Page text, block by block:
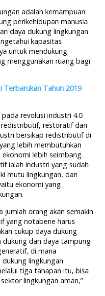
adalah kemampuan
perikehidupan manusia
daya dukung lingkungan
kapasitas
untuk mendukung
menggunakan ruang bagi
Terbarukan Tahun 2019
revolusi industri 4.0
restoratif dan
bersikap redistributif di
lebih membutuhkan
lebih seimbang.
ialah industri yang sudah
mutu lingkungan, dan
ekonomi yang
jumlah orang akan semakin
yang notabene harus
cukup daya dukung
dukung dan daya tampung
di mana
lingkungan
tiga tahapan itu, bisa
lingkungan aman,”